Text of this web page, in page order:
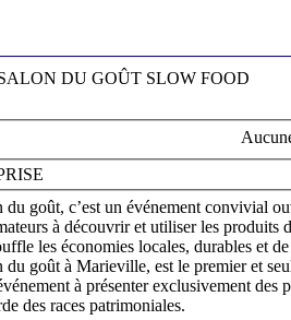
DU GOÛT SLOW FOOD
du goût, c’est un événement convivial
à découvrir et utiliser les produits
les économies locales, durables et
du goût à Marieville, est le premier et
à présenter exclusivement
des races patrimoniales.